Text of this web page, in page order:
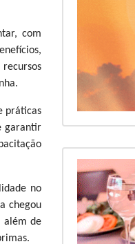
com
práticas
garantir
no
chegou
além de